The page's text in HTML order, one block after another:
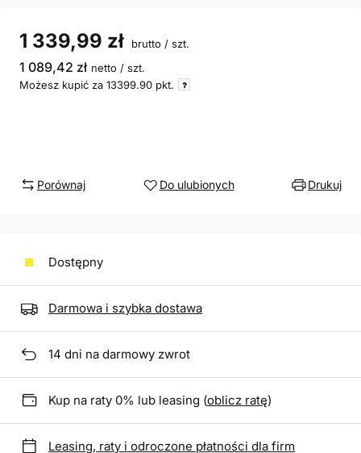
1 339,99 zł brutto / szt.
1 089,42 zł netto / szt.
Możesz kupić za 13399.90 pkt.
Porównaj Do ulubionych Drukuj
Dostępny
Darmowa i szybka dostawa
14 dni na darmowy zwrot
Kup na raty 0% lub leasing (oblicz ratę)
Leasing, raty i odroczone płatności dla firm